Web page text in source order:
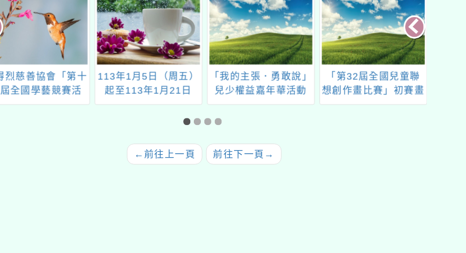
烈慈善協會「第十
全國學藝競賽活
動」
113年1月5日（周五）
起至113年1月21日
（周日）分別於台北國
家戲劇院、台中歌劇院
《烏克蘭聯合芭蕾舞團
吉賽兒》
「我的主張．勇敢說」
兒少權益嘉年華活動
「第32屆全國兒童聯
想創作畫比賽」初賽畫
紙申請意願調查表1份
← 前往上一頁 前往下一頁 →